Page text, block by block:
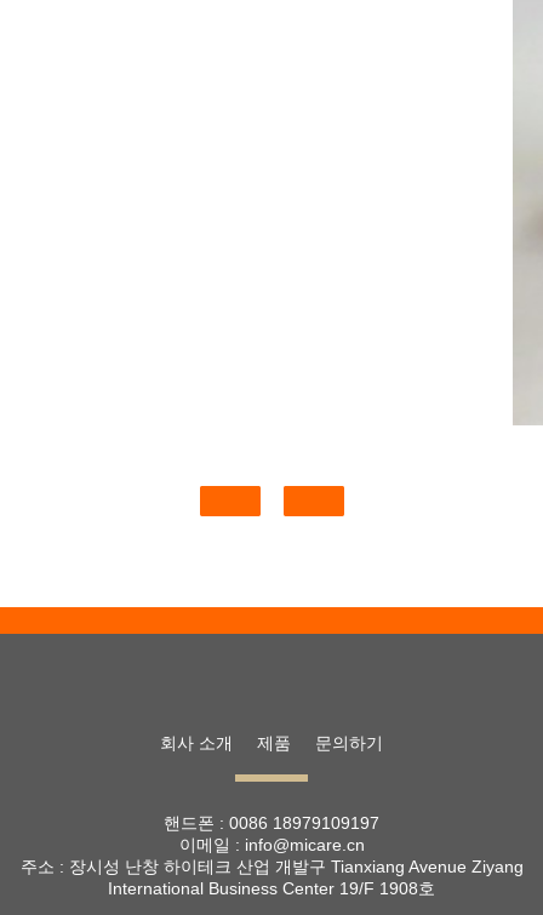
회사 소개 제품 문의하기
핸드폰 : 0086 18979109197
이메일 : info@micare.cn
주소 : 장시성 난창 하이테크 산업 개발구 Tianxiang Avenue Ziyang
International Business Center 19/F 1908호